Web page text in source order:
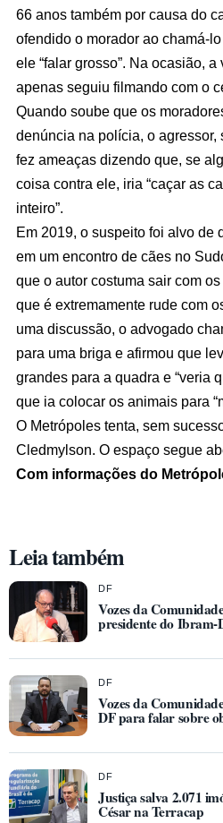
66 anos também por causa do
ofendido o morador ao chamá-
ele “falar grosso”. Na ocasião,
apenas seguiu filmando com o
Quando soube que os
denúncia na polícia, o agressor,
fez ameaças dizendo que, se
coisa contra ele, iria “caçar as
inteiro”.
Em 2019, o suspeito foi alvo de
em um encontro de cães no
que o autor costuma sair com
que é extremamente rude com
uma discussão, o advogado
para uma briga e afirmou que
grandes para a quadra e “veria
que ia colocar os animais para
O Metrópoles tenta, sem
Cledmylson. O espaço segue
Com informações do
Leia também
DF
Vozes da
presidente do Ibram-
DF
Vozes da
DF para falar sobre
DF
Justiça salva 2.071
César na Terracap